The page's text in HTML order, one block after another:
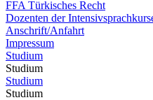
FFA Türkisches Recht
Dozenten der
Anschrift/Anfahrt
Impressum
Studium
Studium
Studium
Studium